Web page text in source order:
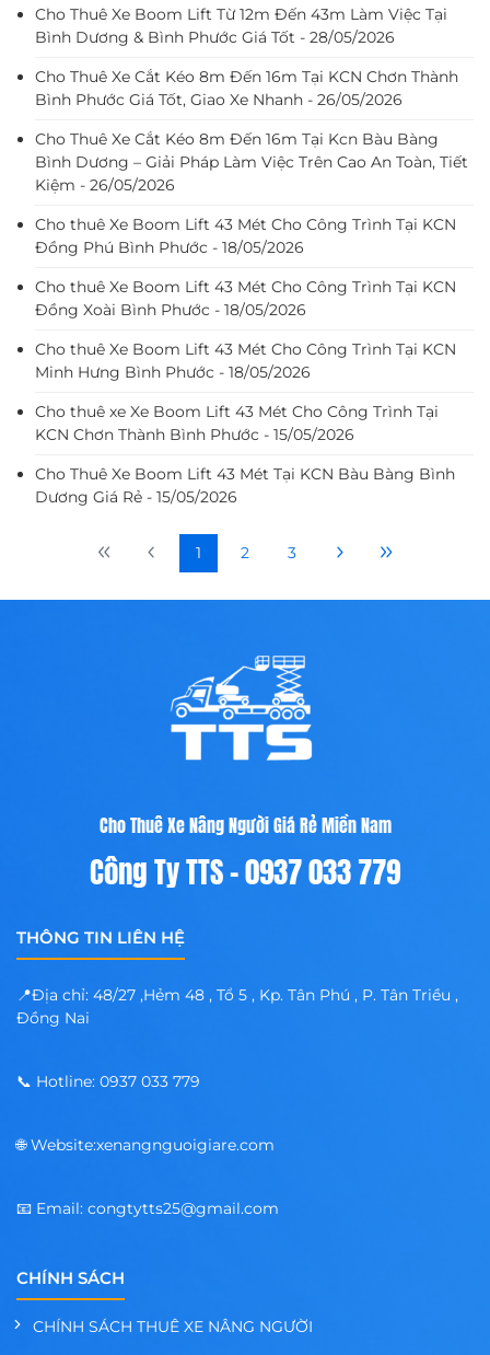
Cho Thuê Xe Boom Lift Từ 12m Đến 43m Làm Việc Tại
Bình Dương & Bình Phước Giá Tốt - 28/05/2026
Cho Thuê Xe Cắt Kéo 8m Đến 16m Tại KCN Chơn Thành
Bình Phước Giá Tốt, Giao Xe Nhanh - 26/05/2026
Cho Thuê Xe Cắt Kéo 8m Đến 16m Tại Kcn Bàu Bàng
Bình Dương – Giải Pháp Làm Việc Trên Cao An Toàn, Tiết
Kiệm - 26/05/2026
Cho thuê Xe Boom Lift 43 Mét Cho Công Trình Tại KCN
Đồng Phú Bình Phước - 18/05/2026
Cho thuê Xe Boom Lift 43 Mét Cho Công Trình Tại KCN
Đồng Xoài Bình Phước - 18/05/2026
Cho thuê Xe Boom Lift 43 Mét Cho Công Trình Tại KCN
Minh Hưng Bình Phước - 18/05/2026
Cho thuê xe Xe Boom Lift 43 Mét Cho Công Trình Tại
KCN Chơn Thành Bình Phước - 15/05/2026
Cho Thuê Xe Boom Lift 43 Mét Tại KCN Bàu Bàng Bình
Dương Giá Rẻ - 15/05/2026
1 2 3
Cho Thuê Xe Nâng Người Giá Rẻ Miền Nam
Công Ty TTS - 0937 033 779
THÔNG TIN LIÊN HỆ
📍Địa chỉ: 48/27 ,Hẻm 48 , Tổ 5 , Kp. Tân Phú , P. Tân Triều ,
Đồng Nai
📞 Hotline: 0937 033 779
🌐 Website:xenangnguoigiare.com
📧 Email: congtytts25@gmail.com
CHÍNH SÁCH
CHÍNH SÁCH THUÊ XE NÂNG NGƯỜI